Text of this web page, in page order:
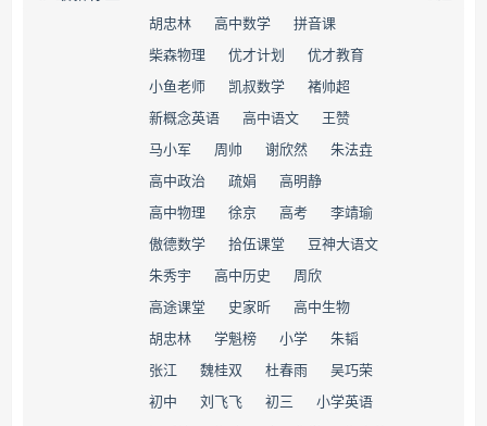
​胡忠林 ​高中数学 拼音课
​柴森物理 优才计划 优才教育
小鱼老师 凯叔数学 褚帅超
新概念英语 高中语文 王赞
马小军 周帅 谢欣然 朱法垚
高中政治 疏娟 高明静
高中物理 徐京 高考 ​李靖瑜
​傲德数学 ​拾伍课堂 豆神大语文
朱秀宇 高中历史 周欣
​高途课堂 史家昕 高中生物
胡忠林 ​学魁榜 小学 朱韬
张江 魏桂双 杜春雨 吴巧荣
初中 刘飞飞 初三 小学英语